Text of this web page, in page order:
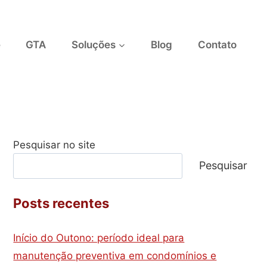
GTA Soluções Blog Contato
Pesquisar no site
Pesquisar
Posts recentes
Início do Outono: período ideal para
manutenção preventiva em condomínios e